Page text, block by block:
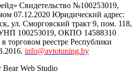
Свидетельство №100253019,
07.12.2020 Юридический адрес:
, ул. Сморговский тракт 9, пом. 118,
100253019, ОКПО 14588310
торговом реестре Республики
info@avtotuning.by
Bear Web Studio